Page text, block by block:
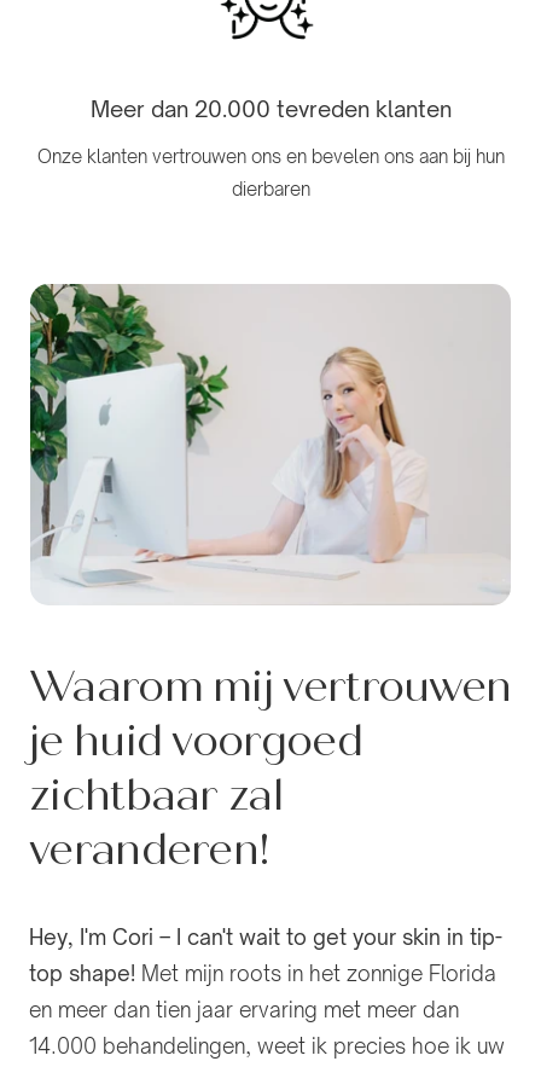
Meer dan 20.000 tevreden klanten
Onze klanten vertrouwen ons en bevelen ons aan bij hun
dierbaren
Waarom mij vertrouwen
je huid voorgoed
zichtbaar zal
veranderen!
Hey, I'm Cori – I can't wait to get your skin in tip-
top shape! Met mijn roots in het zonnige Florida
en meer dan tien jaar ervaring met meer dan
14.000 behandelingen, weet ik precies hoe ik uw